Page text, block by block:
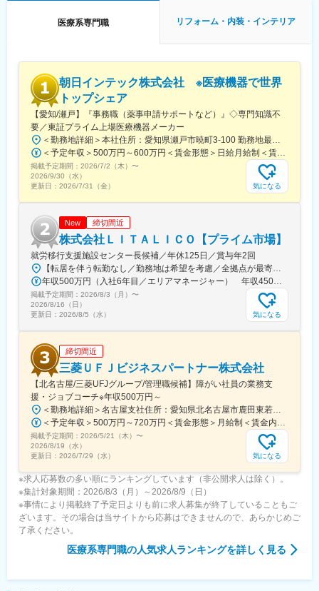
◆5つのNo.1
ねてきた一条工務店。今、5つの分野で業界No.1を獲得していま
日）
（2）商品別販売棟数業界No.1業界No.1※住宅産業研究所調べ（対
象期間2015年度～2022年度）
（3）展示場出展棟数業界No.1※住宅産業新聞（2023年6月27日）
（4）太陽光発電年間搭載率業界No.1※住宅産業研究所調べ
（5）蓄電池採用率業界No.1※住宅産業研究所調べ
変更の範囲：会社の定める業務
医療系専門職 リフォーム・内装・インテリア
朝日インテック株式会社 ※医療機器で世界
トップシェア
【愛知/瀬戸】『事務職（薬事申請サポートなど）』◇専門知識不
要／東証プライム上場医療機器メーカー
＜勤務地詳細＞本社住所：愛知県瀬戸市暁町3-100 勤務地最寄駅：名鉄瀬戸線／尾張瀬戸駅受動喫煙対策：敷地内全面禁煙変更の範囲：会社の定める事業所
＜予定年収＞500万円～600万円＜賃金形態＞日給月給制＜賃金内訳＞月額（基本給）：280,000円～290,000円/月20日間勤務想定＜想定月額＞280,000円～290,000円＜昇給有無＞有＜残業手当＞有＜給与補足＞※給与詳細は、経験等を考慮した上で決定■昇給：年1回■賞与：年2回（前年度実績5.0か月相当）※業績により別途決算賞与あり賃金はあくまでも目安の金額であり、選考を通じて上下する可能性があります。月給(月額)は固定手当を含めた表記です。
掲載予定期間： 2026/7/2（木） 〜
2026/9/30（水）
更新日： 2026/7/31（金） 気になる
New 締切間近
株式会社ＬＩＴＡＬＩＣＯ【プライム市場】
就労移行支援施設センター長候補／年休125日／賞与年2回
【転居を伴う転勤なし／勤務地は希望を考慮／全拠点が最寄駅から徒歩5～10分圏内】◎詳細は『LITALICOワークス 全国一覧』の検索でご確認いただけます。■北海道：札幌、函館■福島県：福島、郡山■栃木県：宇都宮■埼玉県：さいたま、和光、所沢、越谷、草加、朝霞■千葉県：千葉、柏、船橋、松戸、市原■東京都：東京23区、八王子、三鷹、府中、立川■神奈川県：横浜、川崎、横須賀、大和、厚木■静岡県：静岡、浜松、富士■愛知県：名古屋、春日井、尾張旭、豊明、一宮、豊田、岡崎■新潟県：新潟■富山県：富山■大阪府：大阪、池田■奈良県：奈良■京都府：京都、宇治■岡山県：倉敷■広島県：広島、福山■熊本県：熊本■福岡県：久留米※上記には新規開設予定（住所未確定）の拠点もございます。※上記以外の拠点希望も歓迎※別拠点（ご希望エリア内）でのご案内になる可能性あり※受動喫煙対策：屋内全面禁煙★全国に拠点があり事例も豊富！共通の相談チャットで、拠点を超えて相談することができます。
年収500万円（入社6年目／エリアマネージャー） 年収450万円（入社4年目／センター長）
掲載予定期間： 2026/8/3（月） 〜
2026/8/16（日）
更新日： 2026/8/5（水） 気になる
締切間近
三菱ＵＦＪビジネスパートナー株式会社
【北名古屋/三菱UFJグループ/管理職候補】障がい社員の業務支
援・ジョブコーチ※年収500万円～
＜勤務地詳細＞名古屋支社住所：愛知県北名古屋市鹿田東若宮3962番地2 受動喫煙対策：屋内全面禁煙変更の範囲：会社の定める事業所
＜予定年収＞500万円～720万円＜賃金形態＞月給制＜賃金内訳＞月額（基本給）：332,000円～459,000円＜月給＞332,000円～459,000円＜昇給有無＞有＜残業手当＞有＜給与補足＞■昇給：あり■賞与：年2回賃金はあくまでも目安の金額であり、選考を通じて上下する可能性があります。月給(月額)は固定手当を含めた表記です。
掲載予定期間： 2026/5/21（木） 〜
2026/8/19（水）
更新日： 2026/7/29（水） 気になる
※求人応募数の多い順にランキングしています（非公開求人は除く）。
※集計対象期間：2026/8/3（月）～2026/8/9（日）
※事情により掲載終了予定日よりも前に求人募集が終了していることもご
ざいます。その場合は当サイトから応募はできませんので、あらかじめご
了承ください。
医療系専門職の人気求人ランキングを詳しく見る